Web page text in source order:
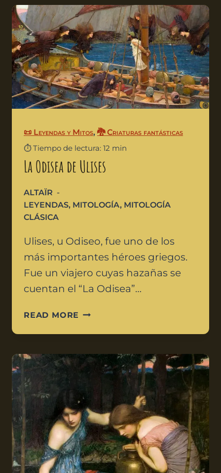
📜 Leyendas y Mitos, 🐉 Criaturas fantásticas
⏱️ Tiempo de lectura: 12 min
La Odisea de Ulises
ALTAÏR
LEYENDAS, MITOLOGÍA, MITOLOGÍA
CLÁSICA
Ulises, u Odiseo, fue uno de los
más importantes héroes griegos.
Fue un viajero cuyas hazañas se
cuentan el “La Odisea”…
READ MORE